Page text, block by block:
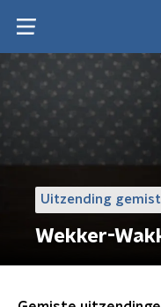
Uitzending gemist
Wekker-